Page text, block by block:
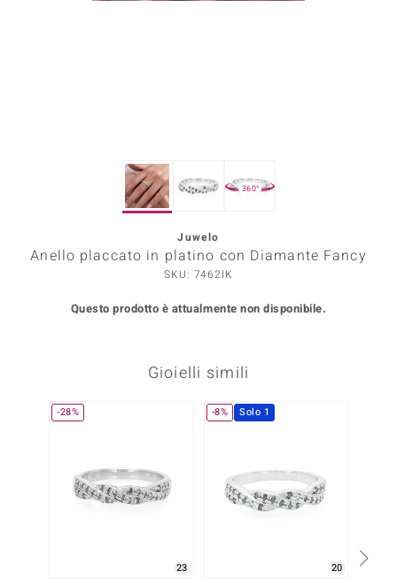
360°
Juwelo
Anello placcato in platino con Diamante Fancy
SKU: 7462IK
Questo prodotto è attualmente non disponibile.
Gioielli simili
-28%
23
-8% Solo 1
20